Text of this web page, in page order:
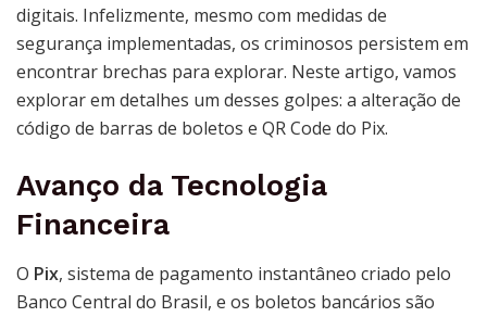
digitais. Infelizmente, mesmo com medidas de
segurança implementadas, os criminosos persistem em
encontrar brechas para explorar. Neste artigo, vamos
explorar em detalhes um desses golpes: a alteração de
código de barras de boletos e QR Code do Pix.
Avanço da Tecnologia
Financeira
O Pix, sistema de pagamento instantâneo criado pelo
Banco Central do Brasil, e os boletos bancários são